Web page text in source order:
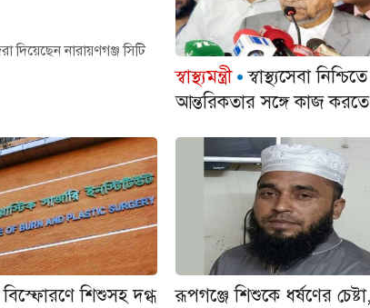
নারায়ণগঞ্জ সিটি
স্বাস্থ্যমন্ত্রী স্বাস্থ্যসেবা নিশ্চিতে
আন্তরিকতার সঙ্গে কাজ
বিস্ফোরণে শিশুসহ দগ্ধ
রূপগঞ্জে শিশুকে ধর্ষণের চেষ্টা,